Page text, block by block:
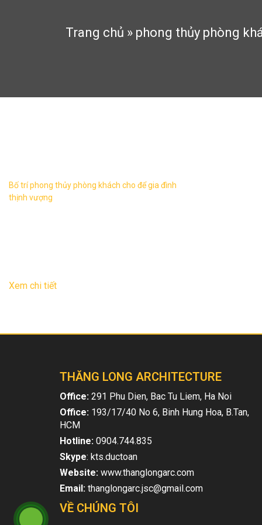
Trang chủ » phong thủy phòng
Bố trí phong thủy phòng khách cho để gia đình
thịnh vượng
Xem chi tiết
THĂNG LONG ARCHITECTURE
Office: 291 Phu Dien, Bac Tu Liem, Ha Noi
Office: 193/17/40 No 6, Binh Hung Hoa, B.Tan,
HCM
Hotline: 0904.744.835
Skype: kts.ductoan
Website: www.thanglongarc.com
Email: thanglongarc.jsc@gmail.com
VỀ CHÚNG TÔI